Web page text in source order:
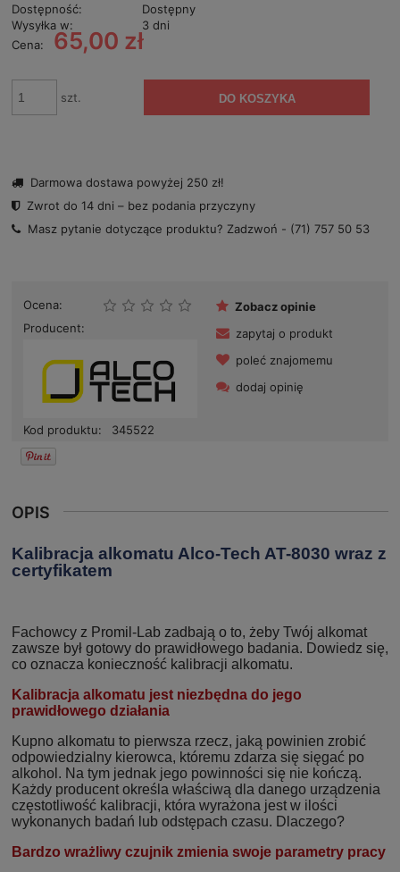
Dostępność:
Dostępny
Wysyłka w:
3 dni
Cena:
65,00 zł
szt. DO KOSZYKA
Darmowa dostawa powyżej 250 zł!
Zwrot do 14 dni – bez podania przyczyny
Masz pytanie dotyczące produktu? Zadzwoń - (71) 757 50 53
Ocena:
Producent:
Kod produktu: 345522
Zobacz opinie
zapytaj o produkt
poleć znajomemu
dodaj opinię
OPIS
Kalibracja alkomatu Alco-Tech AT-8030 wraz z
certyfikatem
Fachowcy z Promil-Lab zadbają o to, żeby Twój alkomat
zawsze był gotowy do prawidłowego badania. Dowiedz się,
co oznacza konieczność kalibracji alkomatu.
Kalibracja alkomatu jest niezbędna do jego
prawidłowego działania
Kupno alkomatu to pierwsza rzecz, jaką powinien zrobić
odpowiedzialny kierowca, któremu zdarza się sięgać po
alkohol. Na tym jednak jego powinności się nie kończą.
Każdy producent określa właściwą dla danego urządzenia
częstotliwość kalibracji, która wyrażona jest w ilości
wykonanych badań lub odstępach czasu. Dlaczego?
Bardzo wrażliwy czujnik zmienia swoje parametry pracy